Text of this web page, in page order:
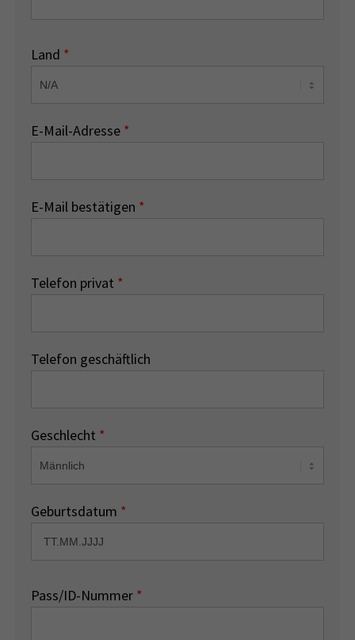
Land *
E-Mail-Adresse *
E-Mail bestätigen *
Telefon privat *
Telefon geschäftlich
Geschlecht *
Geburtsdatum *
Pass/ID-Nummer *